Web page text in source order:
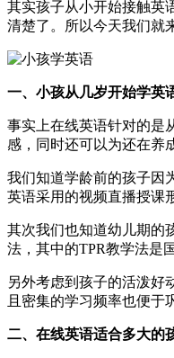
其实孩子从小开始接触英
清楚了。所以今天我们就
一、小孩从几岁开始学英
事实上在线英语针对的是
感，同时还可以为还在养
我们知道学龄前的孩子因
英语采用的视频直播授课
其次我们也知道幼儿期的
法，其中的TPR教学法是
另外考虑到孩子的活泼好
且密集的学习频率也便于
二、在线英语适合多大的